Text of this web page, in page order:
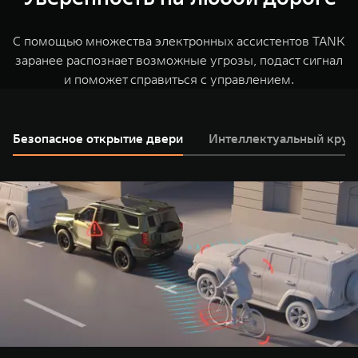
красоту и глубину звучания, погружая вас в мир
среды, помогая детям расслабиться и уснуть.
TANK подготовили “зимний пакет” - подогрев руля и
стекол и форсунок стеклоомывателя, а также
дополнительную антикоррозийную обработку и
омыватель камеры заднего вида.
С помощью множества электронных ассистентов TANK
заранее распознает возможные угрозы, подаст сигнал
и поможет справиться с управлением.
Безопасное открытие двери Интеллектуальный